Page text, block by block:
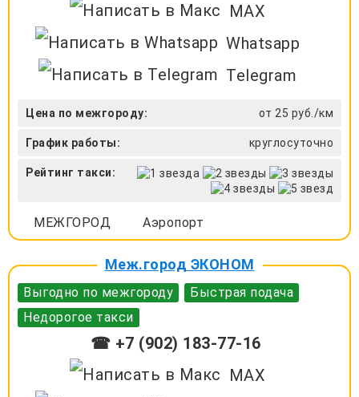
MAX
Whatsapp
Telegram
Цена по межгороду: от 25 руб./км
График работы: круглосуточно
Рейтинг такси:
МЕЖГОРОД Аэропорт
Меж.город ЭКОНОМ
Выгодно по межгороду
Быстрая подача
Недорогое такси
☎ +7 (902) 183-77-16
MAX